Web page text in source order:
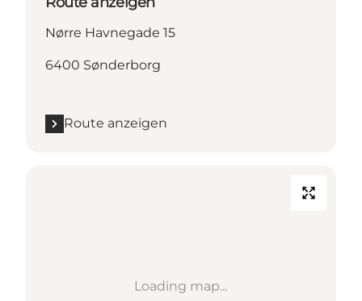
Nørre Havnegade 15
6400 Sønderborg
Route anzeigen
Loading map...